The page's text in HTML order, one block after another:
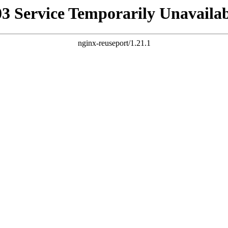
Service Temporarily
nginx-reuseport/1.21.1